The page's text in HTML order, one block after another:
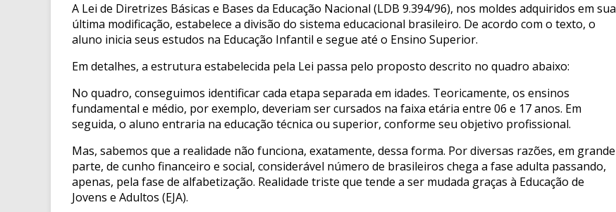
A Lei de Diretrizes Básicas e Bases da Educação Nacional (LDB 9.394/96), nos moldes adquiridos em sua
última modificação, estabelece a divisão do sistema educacional brasileiro. De acordo com o texto, o
aluno inicia seus estudos na Educação Infantil e segue até o Ensino Superior.
Em detalhes, a estrutura estabelecida pela Lei passa pelo proposto descrito no quadro abaixo:
No quadro, conseguimos identificar cada etapa separada em idades. Teoricamente, os ensinos
fundamental e médio, por exemplo, deveriam ser cursados na faixa etária entre 06 e 17 anos. Em
seguida, o aluno entraria na educação técnica ou superior, conforme seu objetivo profissional.
Mas, sabemos que a realidade não funciona, exatamente, dessa forma. Por diversas razões, em grande
parte, de cunho financeiro e social, considerável número de brasileiros chega a fase adulta passando,
apenas, pela fase de alfabetização. Realidade triste que tende a ser mudada graças à Educação de
Jovens e Adultos (EJA).